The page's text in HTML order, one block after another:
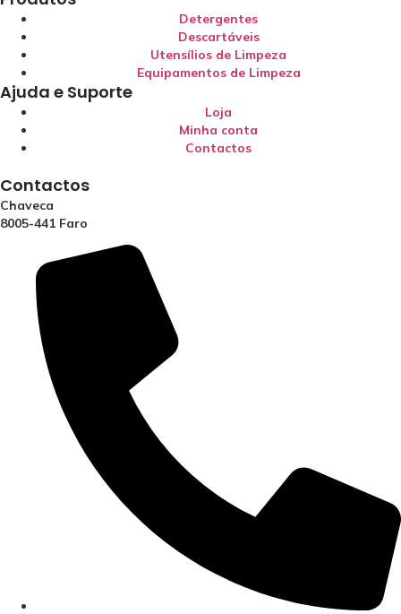
Detergentes
Descartáveis
Utensílios de Limpeza
Equipamentos de Limpeza
Ajuda e Suporte
Loja
Minha conta
Contactos
Contactos
Chaveca
8005-441 Faro